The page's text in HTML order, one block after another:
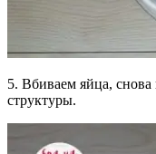
5. Вбиваем яйца,
структуры.